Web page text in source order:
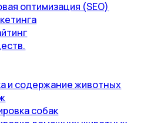
оптимизация (SEO)
и содержание животных
собак